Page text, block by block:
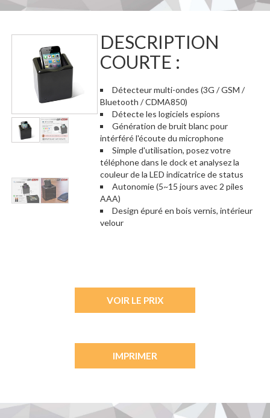
DESCRIPTION
COURTE :
Détecteur multi-ondes (3G / GSM /
Bluetooth / CDMA850)
Détecte les logiciels espions
Génération de bruit blanc pour
intérféré l'écoute du microphone
Simple d'utilisation, posez votre
téléphone dans le dock et analysez la
couleur de la LED indicatrice de status
Autonomie (5~15 jours avec 2 piles
AAA)
Design épuré en bois vernis, intérieur
velour
VOIR LE PRIX
IMPRIMER